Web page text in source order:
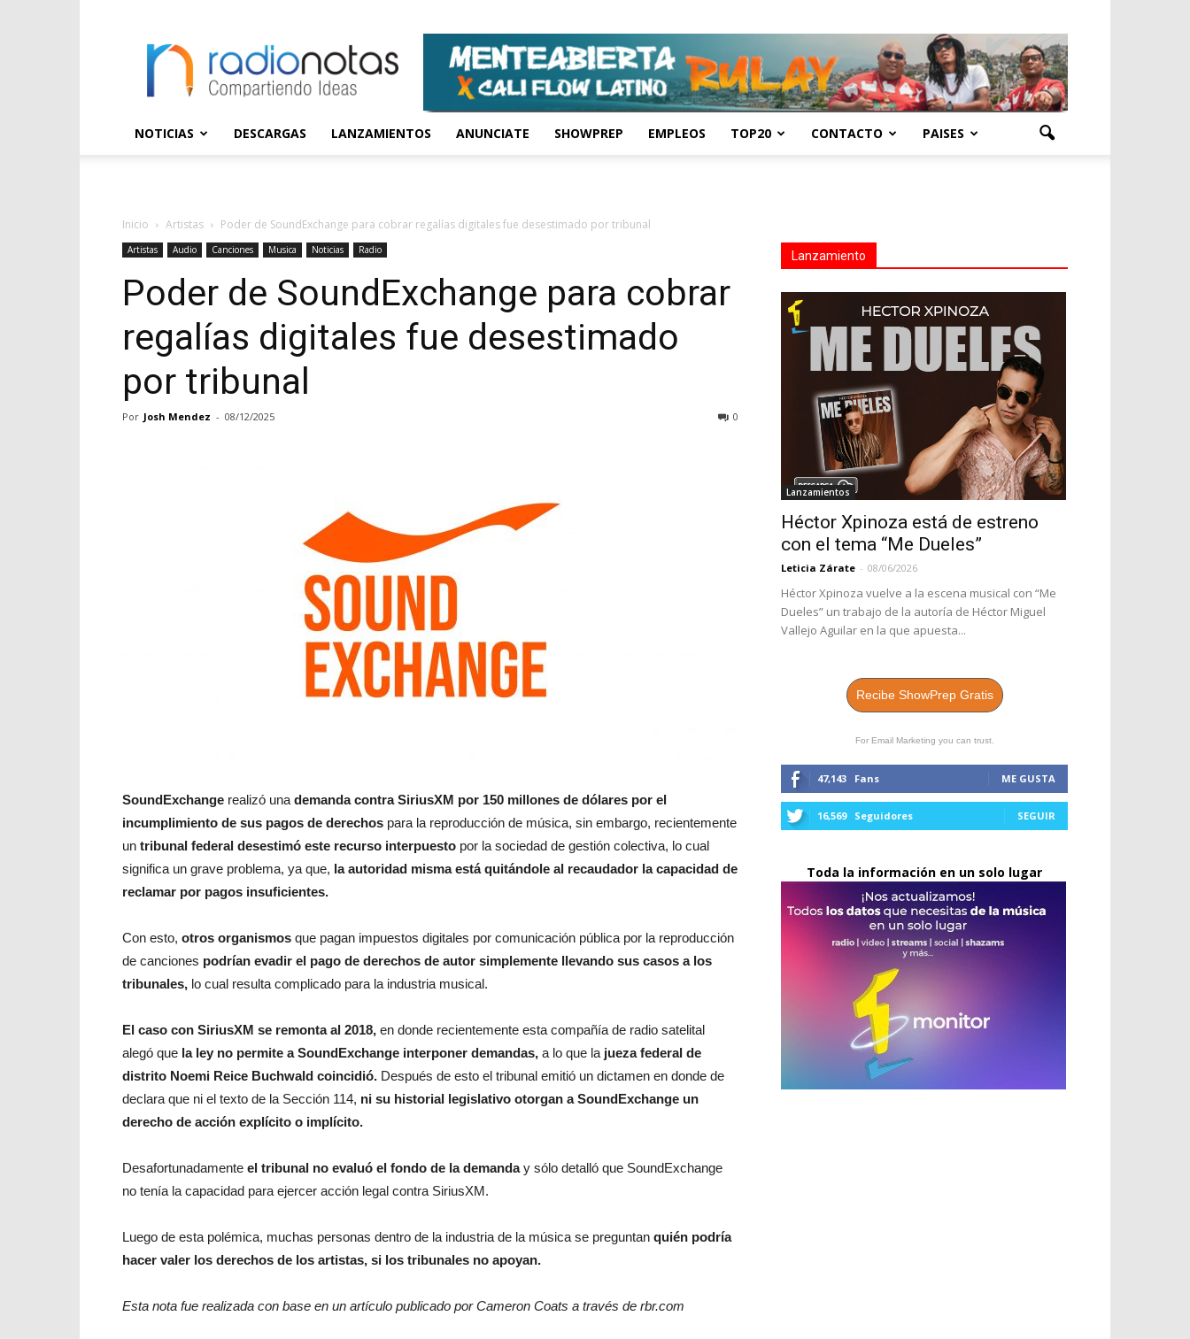
NOTICIAS DESCARGAS LANZAMIENTOS ANUNCIATE SHOWPREP EMPLEOS TOP20 CONTACTO PAISES
Inicio Artistas Poder de SoundExchange para cobrar regalías digitales fue desestimado por tribunal
Artistas Audio Canciones Musica Noticias Radio
Poder de SoundExchange para cobrar
regalías digitales fue desestimado
por tribunal
Por Josh Mendez - 08/12/2025 0
SoundExchange realizó una demanda contra SiriusXM por 150 millones de dólares por el
incumplimiento de sus pagos de derechos para la reproducción de música, sin embargo, recientemente
un tribunal federal desestimó este recurso interpuesto por la sociedad de gestión colectiva, lo cual
significa un grave problema, ya que, la autoridad misma está quitándole al recaudador la capacidad de
reclamar por pagos insuficientes.
Con esto, otros organismos que pagan impuestos digitales por comunicación pública por la reproducción
de canciones podrían evadir el pago de derechos de autor simplemente llevando sus casos a los
tribunales, lo cual resulta complicado para la industria musical.
El caso con SiriusXM se remonta al 2018, en donde recientemente esta compañía de radio satelital
alegó que la ley no permite a SoundExchange interponer demandas, a lo que la jueza federal de
distrito Noemi Reice Buchwald coincidió. Después de esto el tribunal emitió un dictamen en donde de
declara que ni el texto de la Sección 114, ni su historial legislativo otorgan a SoundExchange un
derecho de acción explícito o implícito.
Desafortunadamente el tribunal no evaluó el fondo de la demanday sólo detalló que SoundExchange
no tenía la capacidad para ejercer acción legal contra SiriusXM.
Luego de esta polémica, muchas personas dentro de la industria de la música se preguntan quién podría
hacer valer los derechos de los artistas, si los tribunales no apoyan.
Esta nota fue realizada con base en un artículo publicado por Cameron Coats a través de rbr.com
Lanzamiento
Lanzamientos
Héctor Xpinoza está de estreno
con el tema “Me Dueles”
Leticia Zárate - 08/06/2026
Héctor Xpinoza vuelve a la escena musical con “Me
Dueles” un trabajo de la autoría de Héctor Miguel
Vallejo Aguilar en la que apuesta...
Recibe ShowPrep Gratis
For Email Marketing you can trust.
47,143 Fans ME GUSTA
16,569 Seguidores SEGUIR
Toda la información en un solo lugar